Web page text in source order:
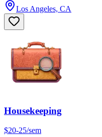
Los Angeles, CA
Housekeeping
$20-25/sem